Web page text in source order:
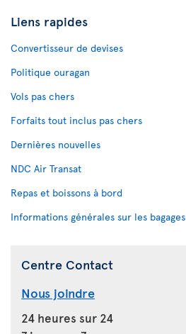
Liens rapides
Convertisseur de devises
Politique ouragan
Vols pas chers
Forfaits tout inclus pas chers
Dernières nouvelles
NDC Air Transat
Repas et boissons à bord
Informations générales sur les bagages
Centre Contact
Nous joindre
24 heures sur 24